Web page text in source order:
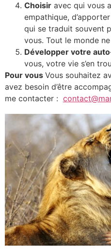
Choisir avec qui vous
empathique,
qui se traduit souvent
vous. Tout le monde
Développer votre
vous, votre vie s’en
Pour vous Vous souhaitez
avez besoin d’être
me contacter :